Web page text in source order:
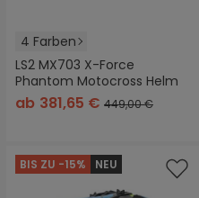
4 Farben
LS2 MX703 X-Force
Phantom Motocross Helm
ab 381,65 € 449,00 €
BIS ZU -15% NEU